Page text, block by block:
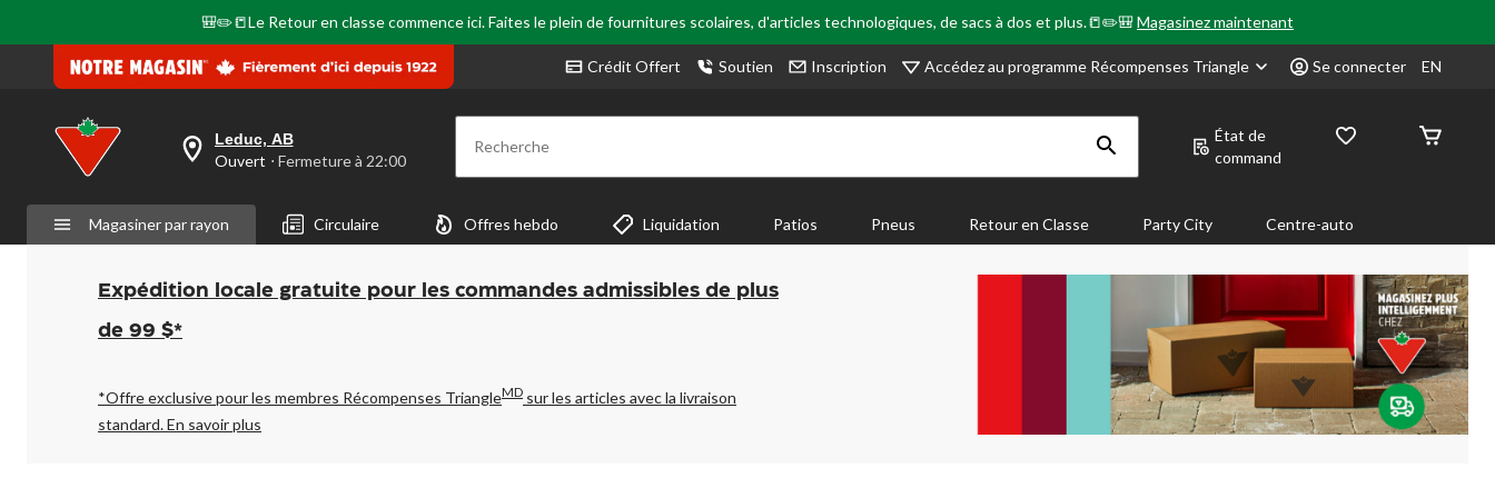
🎒✏️📒Le Retour en classe commence ici. Faites le plein de fournitures scolaires, d'articles technologiques, de sacs à dos et plus.📒✏️🎒Magasinez maintenant
Crédit Offert Soutien Inscription Accédez au programme Récompenses Triangle Se connecter EN
votre
est
Leduc,
AB,
Ouvert,
Fermeture
à
pour
changer
Leduc, AB
Ouvert ⋅ Fermeture à 22:00 Recherche
État de
command
Magasiner par rayon Circulaire Offres hebdo Liquidation Patios Pneus Retour en Classe Party City Centre-auto
Expédition locale gratuite pour les commandes admissibles de plus
de 99 $*
*Offre exclusive pour les membres Récompenses TriangleMD sur les articles avec la livraison
standard.En savoir plus